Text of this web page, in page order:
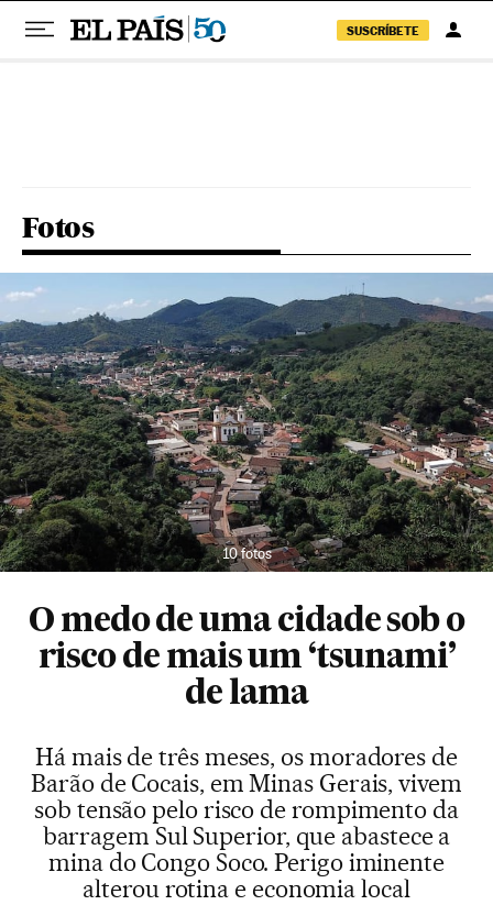
SUSCRÍBETE
Fotos
10 fotos
O medo de uma cidade sob o
risco de mais um ‘tsunami’
de lama
Há mais de três meses, os moradores de
Barão de Cocais, em Minas Gerais, vivem
sob tensão pelo risco de rompimento da
barragem Sul Superior, que abastece a
mina do Congo Soco. Perigo iminente
alterou rotina e economia local